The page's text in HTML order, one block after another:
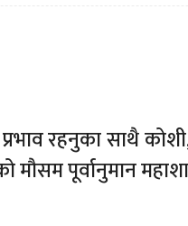
रहनुका साथै
मौसम पूर्वानुमान